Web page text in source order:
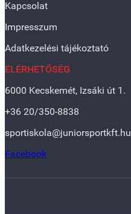
Kapcsolat
Impresszum
Adatkezelési tájékoztató
ELÉRHETŐSÉG
6000 Kecskemét, Izsáki út 1.
+36 20/350-8838
sportiskola@juniorsportkft.hu
Facebook